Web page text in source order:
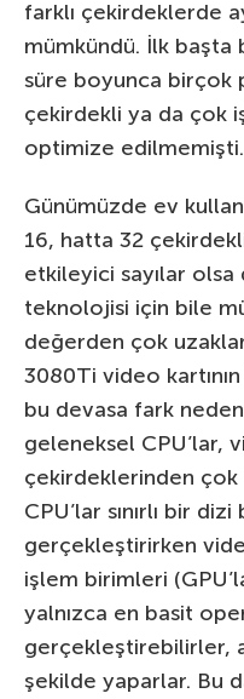
farklı çekirdeklerde
mümkündü. İlk başta
süre boyunca birçok
çekirdekli ya da çok
optimize edilmemişti.
Günümüzde ev
16, hatta 32
etkileyici sayılar
teknolojisi için bile
değerden çok
3080Ti video
bu devasa fark
geleneksel CPU’lar,
çekirdeklerinden çok
CPU’lar sınırlı bir
gerçekleştirirken
işlem birimleri
yalnızca en basit
gerçekleştirebilirler,
şekilde yaparlar. Bu